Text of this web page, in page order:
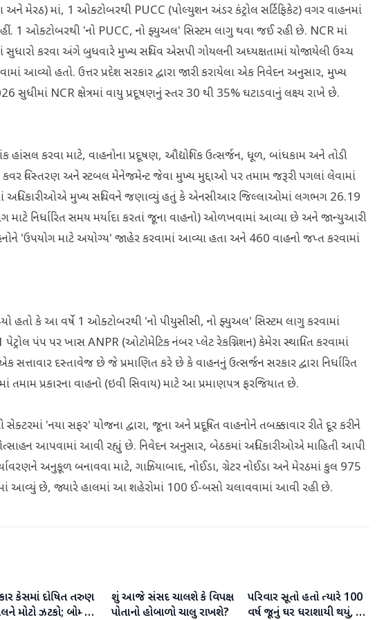
અને મેરઠ) માં, 1 ઓક્ટોબરથી PUCC (પોલ્યુશન અંડર કંટ્રોલ સર્ટિફિકેટ) વગર વાહનમાં
1 ઓક્ટોબરથી 'નો PUCC, નો ફ્યુઅલ' સિસ્ટમ લાગુ થવા જઈ રહી છે. NCR માં
સુધારો કરવા અંગે બુધવારે મુખ્ય સચિવ એસપી ગોયલની અધ્યક્ષતામાં યોજાયેલી ઉચ્ચ
આવ્યો હતો. ઉત્તર પ્રદેશ સરકાર દ્વારા જારી કરાયેલા એક નિવેદન અનુસાર, મુખ્ય
સુધીમાં NCR ક્ષેત્રમાં વાયુ પ્રદૂષણનું સ્તર 30 થી 35% ઘટાડવાનું લક્ષ્ય રાખે છે.
કરવા માટે, વાહનોના પ્રદૂષણ, ઔદ્યોગિક ઉત્સર્જન, ધૂળ, બાંધકામ અને તોડી
કવર વિસ્તરણ અને સ્ટબલ મેનેજમેન્ટ જેવા મુખ્ય મુદ્દાઓ પર તમામ જરૂરી પગલાં લેવામાં
અધિકારીઓએ મુખ્ય સચિવને જણાવ્યું હતું કે એનસીઆર જિલ્લાઓમાં લગભગ 26.19
નિર્ધારિત સમય મર્યાદા કરતાં જૂના વાહનો) ઓળખવામાં આવ્યા છે અને જાન્યુઆરી
'ઉપયોગ માટે અયોગ્ય' જાહેર કરવામાં આવ્યા હતા અને 460 વાહનો જપ્ત કરવામાં
હતો કે આ વર્ષે 1 ઓક્ટોબરથી 'નો પીયુસીસી, નો ફ્યુઅલ' સિસ્ટમ લાગુ કરવામાં
પંપ પર ખાસ ANPR (ઓટોમેટિક નંબર પ્લેટ રેકગ્નિશન) કેમેરા સ્થાપિત કરવામાં
દસ્તાવેજ છે જે પ્રમાણિત કરે છે કે વાહનનું ઉત્સર્જન સરકાર દ્વારા નિર્ધારિત
તમામ પ્રકારના વાહનો (ઇવી સિવાય) માટે આ પ્રમાણપત્ર ફરજિયાત છે.
'નયા સફર' યોજના દ્વારા, જૂના અને પ્રદૂષિત વાહનોને તબક્કાવાર રીતે દૂર કરીને
આપવામાં આવી રહ્યું છે. નિવેદન અનુસાર, બેઠકમાં અધિકારીઓએ માહિતી આપી
અનુકૂળ બનાવવા માટે, ગાઝિયાબાદ, નોઈડા, ગ્રેટર નોઈડા અને મેરઠમાં કુલ 975
આવ્યું છે, જ્યારે હાલમાં આ શહેરોમાં 100 ઈ-બસો ચલાવવામાં આવી રહી છે.
કેસમાં દોષિત તરુણ
મોટો ઝટકો; બોમ્બે
રાષ્ટ્રીય
શું આજે સંસદ ચાલશે કે વિપક્ષ
પોતાનો હોબાળો ચાલુ રાખશે?
રાષ્ટ્રીય
પરિવાર સૂતો હતો ત્યારે 100
વર્ષ જૂનું ઘર ધરાશાયી થયું, છ